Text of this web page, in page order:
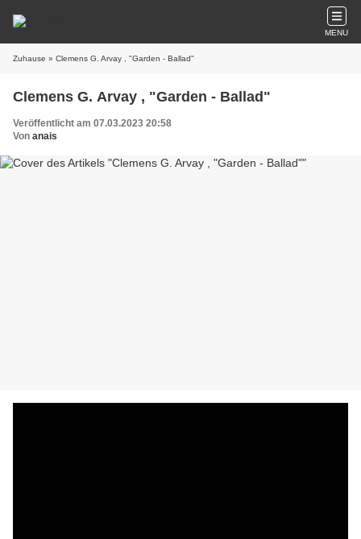
MENU
Zuhause » Clemens G. Arvay , "Garden - Ballad"
Clemens G. Arvay , "Garden - Ballad"
Veröffentlicht am 07.03.2023 20:58
Von anais